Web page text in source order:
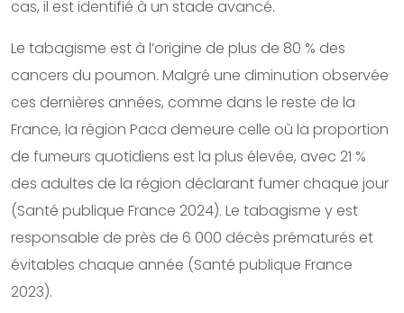
cas, il est identifié à un stade avancé.
Le tabagisme est à l’origine de plus de 80 % des
cancers du poumon. Malgré une diminution observée
ces dernières années, comme dans le reste de la
France, la région Paca demeure celle où la proportion
de fumeurs quotidiens est la plus élevée, avec 21 %
des adultes de la région déclarant fumer chaque jour
(Santé publique France 2024). Le tabagisme y est
responsable de près de 6 000 décès prématurés et
évitables chaque année (Santé publique France
2023).